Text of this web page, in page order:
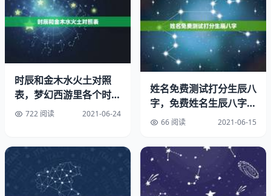
[聪明富贵才能厚重有福寿之人]此命般般事不成、弟兄少力
自孤行。
虽然祖业须微有，来得明时去不明。
上文释义：您生平运气不怎么好，兄弟帮不了多少，自己做
了好多事业，但都失败了，事业总不见转机，一生就象做
大驿土是什么土？
时辰和金木水火土对照
表，梦幻西游里各个时辰
对应什么五行？
722 阅读 2021-06-24
姓名免费测试打分生辰八
字，免费姓名生辰八字测
算 66 阅读 2021-06-15